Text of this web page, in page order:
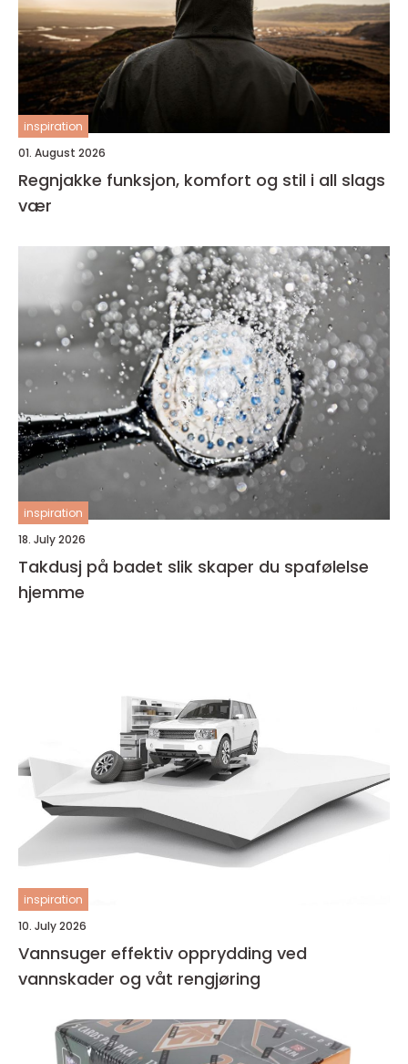
inspiration
01. August 2026
Regnjakke funksjon, komfort og stil i all slags
vær
inspiration
18. July 2026
Takdusj på badet slik skaper du spafølelse
hjemme
inspiration
10. July 2026
Vannsuger effektiv opprydding ved
vannskader og våt rengjøring